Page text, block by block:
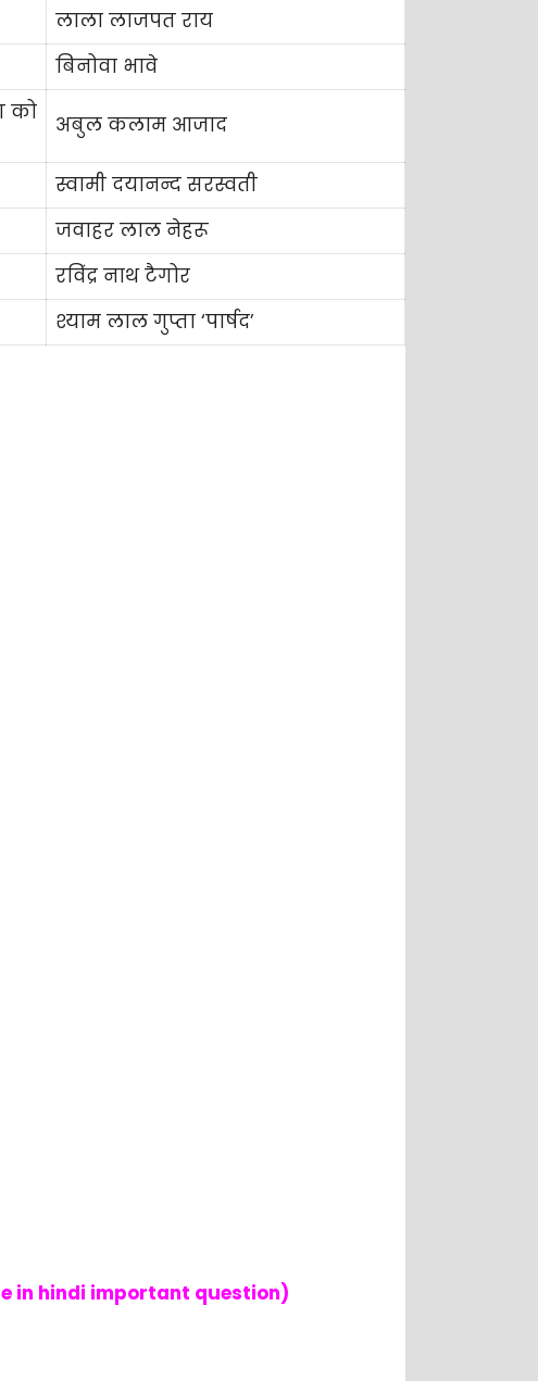
लाला लाजपत राय
बिनोवा भावे
को
अबुल कलाम आजाद
स्वामी दयानन्द सरस्वती
जवाहर लाल नेहरू
रविंद्र नाथ टैगोर
श्याम लाल गुप्ता ‘पार्षद’
in hindi important question)